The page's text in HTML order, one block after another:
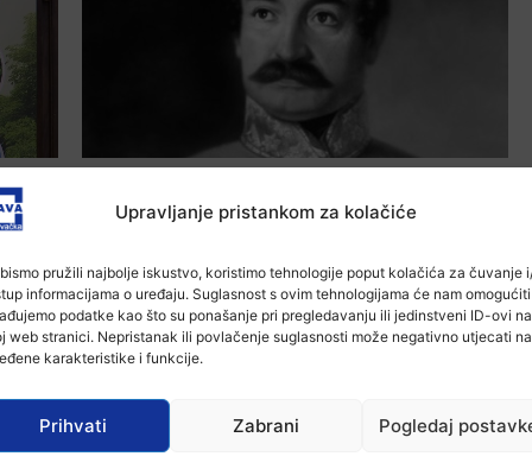
Upravljanje pristankom za kolačiće
pružili najbolje iskustvo, koristimo tehnologije poput kolačića za čuvanje
informacijama o uređaju. Suglasnost s ovim tehnologijama će nam
podatke kao što su ponašanje pri pregledavanju ili jedinstveni ID-ovi na
web stranici. Nepristanak ili povlačenje suglasnosti može negativno utjecati na
karakteristike i funkcije.
Prihvati Zabrani Pogledaj
Na današnji dan rođen ban Josip Jelačić – 5
činjenica o njemu koje možda niste znali